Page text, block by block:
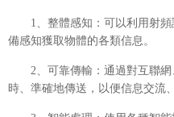
1、整體感知：可以利用射
備感知獲取物體的各類信息。
2、可靠傳輸：通過對互聯
時、準確地傳送，以便信息交流